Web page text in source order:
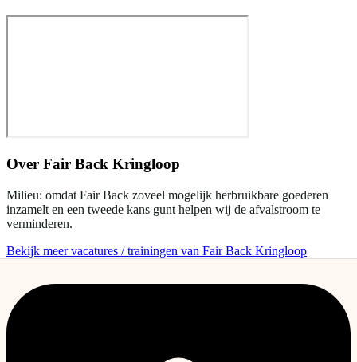
Over Fair Back Kringloop
Milieu: omdat Fair Back zoveel mogelijk herbruikbare goederen
inzamelt en een tweede kans gunt helpen wij de afvalstroom te
verminderen.
Bekijk meer vacatures / trainingen van Fair Back Kringloop